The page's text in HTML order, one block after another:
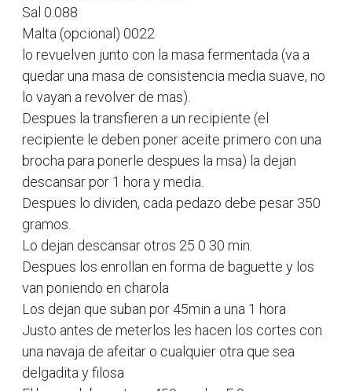
Sal 0.088
Malta (opcional) 0022
lo revuelven junto con la masa fermentada (va a
quedar una masa de consistencia media suave, no
lo vayan a revolver de mas).
Despues la transfieren a un recipiente (el
recipiente le deben poner aceite primero con una
brocha para ponerle despues la msa) la dejan
descansar por 1 hora y media.
Despues lo dividen, cada pedazo debe pesar 350
gramos.
Lo dejan descansar otros 25 0 30 min.
Despues los enrollan en forma de baguette y los
van poniendo en charola
Los dejan que suban por 45min a una 1 hora
Justo antes de meterlos les hacen los cortes con
una navaja de afeitar o cualquier otra que sea
delgadita y filosa